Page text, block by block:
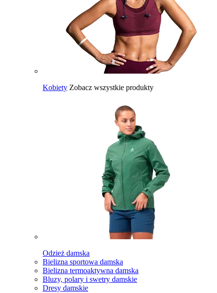
Kobiety Zobacz wszystkie produkty
Odzież damska
Bielizna sportowa damska
Bielizna termoaktywna damska
Bluzy, polary i swetry damskie
Dresy damskie